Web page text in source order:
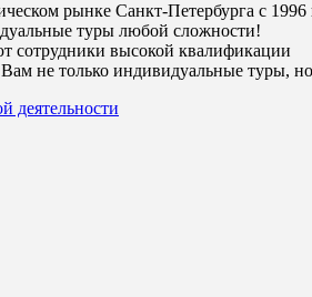
рынке Санкт-Петербурга с 1996
туры любой сложности!
сотрудники высокой квалификации
не только индивидуальные туры,
деятельности